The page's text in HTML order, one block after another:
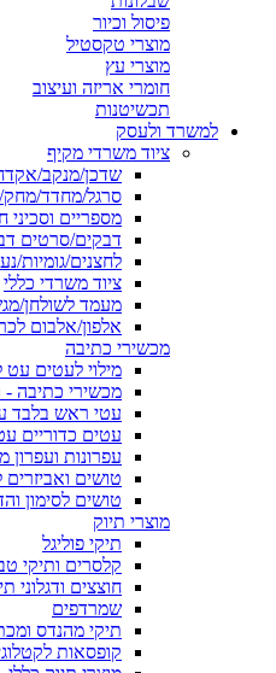
פיסול וכיור
מוצרי טקסטיל
מוצרי עץ
חומרי אריזה ועיצוב
תכשיטנות
למשרד ולעסק
ציוד משרדי מקיף
שדכן/מנקב/
סרגל/מחדד/
מספריים וסכיני
דבקים/סרטים
לחצנים/גומיות/
ציוד משרדי כללי
מעמד לשולחן/
אלפון/אלבום
מכשירי כתיבה
מילוי לעטים עט
מכשירי כתיבה -
עטי ראש בלבד
עטים כדוריים
עפרונות ועפרון
טושים ואביזרים
טושים לסימון
מוצרי תיוק
תיקי פוליגל
קלסרים ותיקי
חוצצים ודגלוני
שמרדפים
תיקי מהנדס
קופסאות